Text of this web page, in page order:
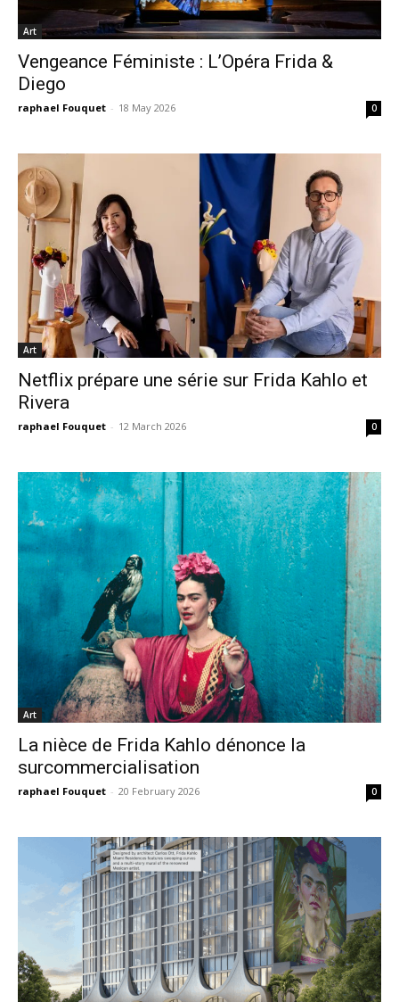
Art
Vengeance Féministe : L’Opéra Frida &
Diego
raphael Fouquet - 18 May 2026 0
Art
Netflix prépare une série sur Frida Kahlo et
Rivera
raphael Fouquet - 12 March 2026 0
Art
La nièce de Frida Kahlo dénonce la
surcommercialisation
raphael Fouquet - 20 February 2026 0